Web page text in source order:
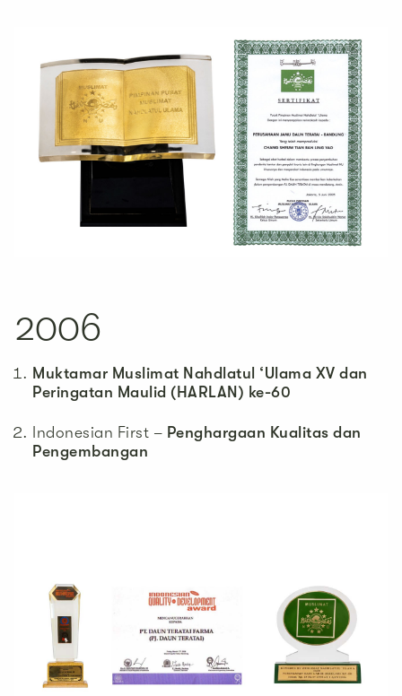
2006
Muktamar Muslimat Nahdlatul ‘Ulama XV dan
Peringatan Maulid (HARLAN) ke-60
Indonesian First – Penghargaan Kualitas dan
Pengembangan